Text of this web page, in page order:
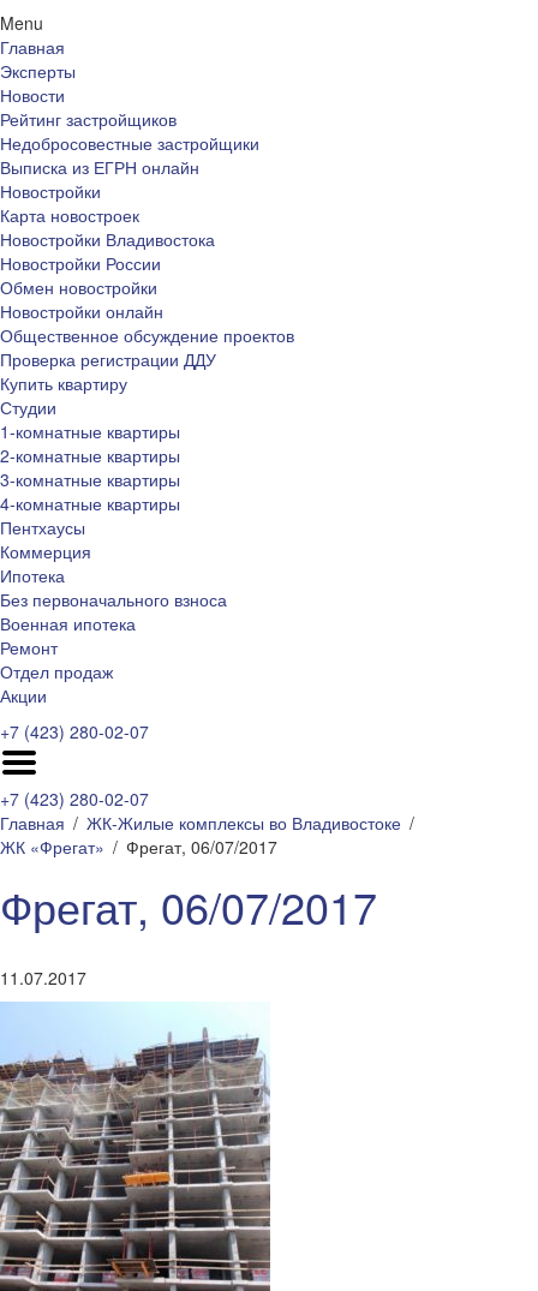
Menu
Главная
Эксперты
Новости
Рейтинг застройщиков
Недобросовестные застройщики
Выписка из ЕГРН онлайн
Новостройки
Карта новостроек
Новостройки Владивостока
Новостройки России
Обмен новостройки
Новостройки онлайн
Общественное обсуждение проектов
Проверка регистрации ДДУ
Купить квартиру
Студии
1-комнатные квартиры
2-комнатные квартиры
3-комнатные квартиры
4-комнатные квартиры
Пентхаусы
Коммерция
Ипотека
Без первоначального взноса
Военная ипотека
Ремонт
Отдел продаж
Акции
+7 (423) 280-02-07
+7 (423) 280-02-07
Главная
ЖК-Жилые комплексы во Владивостоке
ЖК «Фрегат»
Фрегат, 06/07/2017
Фрегат, 06/07/2017
11.07.2017